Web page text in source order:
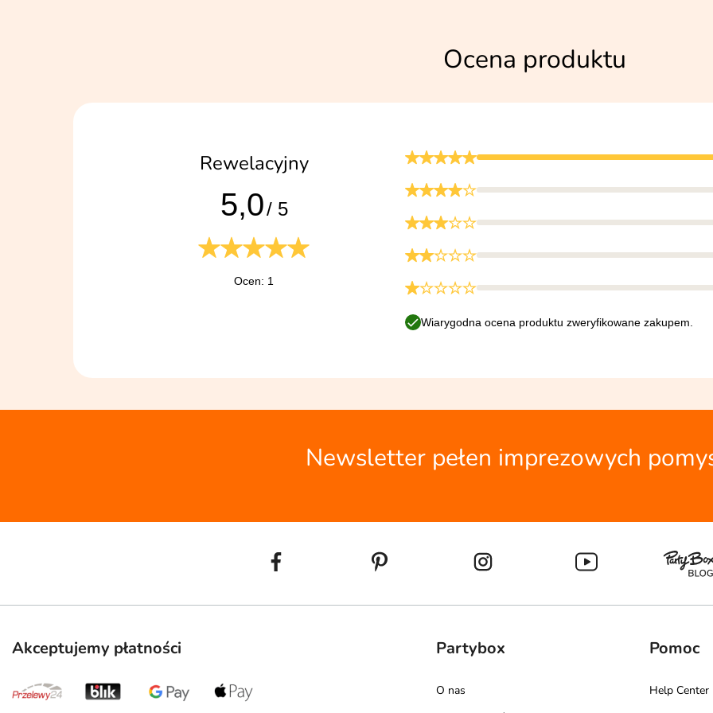
Ocena produktu
Rewelacyjny
5,0/ 5
Ocen: 1
Wiarygodna ocena produktu zweryfikowane zakupem.
Newsletter pełen imprezowych
Akceptujemy płatności Partybox
O nas
Pomoc
Help Center